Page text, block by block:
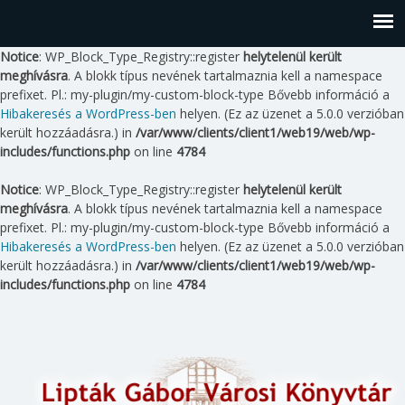
Notice: WP_Block_Type_Registry::register helytelenül került
meghívásra. A blokk típus nevének tartalmaznia kell a namespace
prefixet. Pl.: my-plugin/my-custom-block-type Bővebb információ a
Hibakeresés a WordPress-ben helyen. (Ez az üzenet a 5.0.0 verzióban
került hozzáadásra.) in /var/www/clients/client1/web19/web/wp-
includes/functions.php on line 4784
Notice: WP_Block_Type_Registry::register helytelenül került
meghívásra. A blokk típus nevének tartalmaznia kell a namespace
prefixet. Pl.: my-plugin/my-custom-block-type Bővebb információ a
Hibakeresés a WordPress-ben helyen. (Ez az üzenet a 5.0.0 verzióban
került hozzáadásra.) in /var/www/clients/client1/web19/web/wp-
includes/functions.php on line 4784